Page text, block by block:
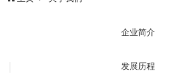
企业简介
发展历程